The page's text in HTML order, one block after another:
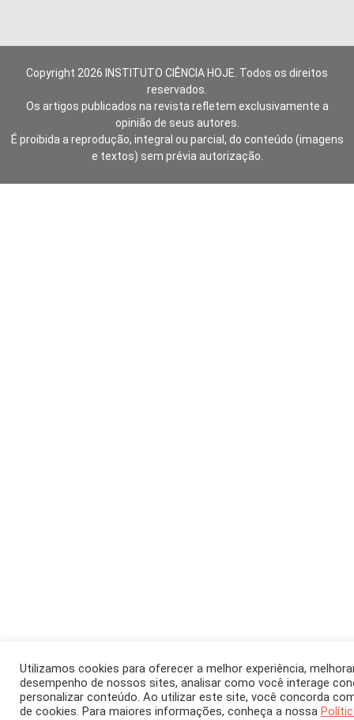
Copyright 2026 INSTITUTO CIÊNCIA HOJE. Todos os direitos
reservados.
Os artigos publicados na revista refletem exclusivamente a
opinião de seus autores.
É proibida a reprodução, integral ou parcial, do conteúdo (imagens
e textos) sem prévia autorização.
Utilizamos cookies para oferecer a melhor experiência,
desempenho de nossos sites, analisar como você interage
personalizar conteúdo. Ao utilizar este site, você concorda
de cookies. Para maiores informações, conheça a nossa